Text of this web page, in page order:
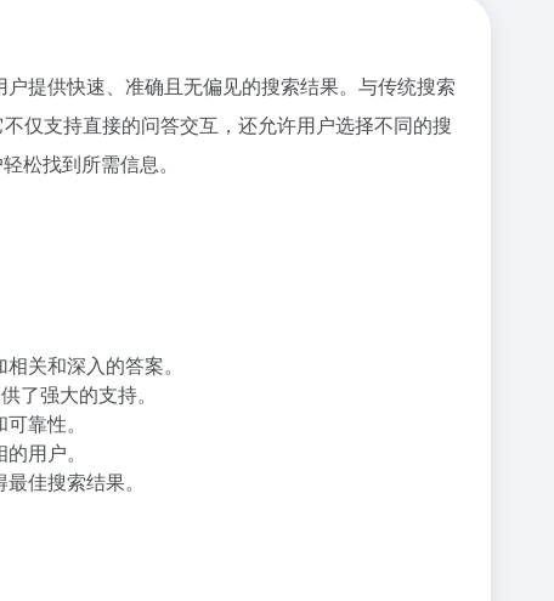
提供快速、准确且无偏见的搜索结果。与传统搜索
仅支持直接的问答交互，还允许用户选择不同的搜
松找到所需信息。
关和深入的答案。
了强大的支持。
靠性。
用户。
佳搜索结果。